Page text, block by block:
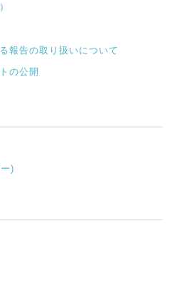
報告の取り扱いについて
の公開
)